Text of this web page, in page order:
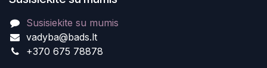
Susisiekite su mumis
vadyba@bads.lt
+370 675 78878